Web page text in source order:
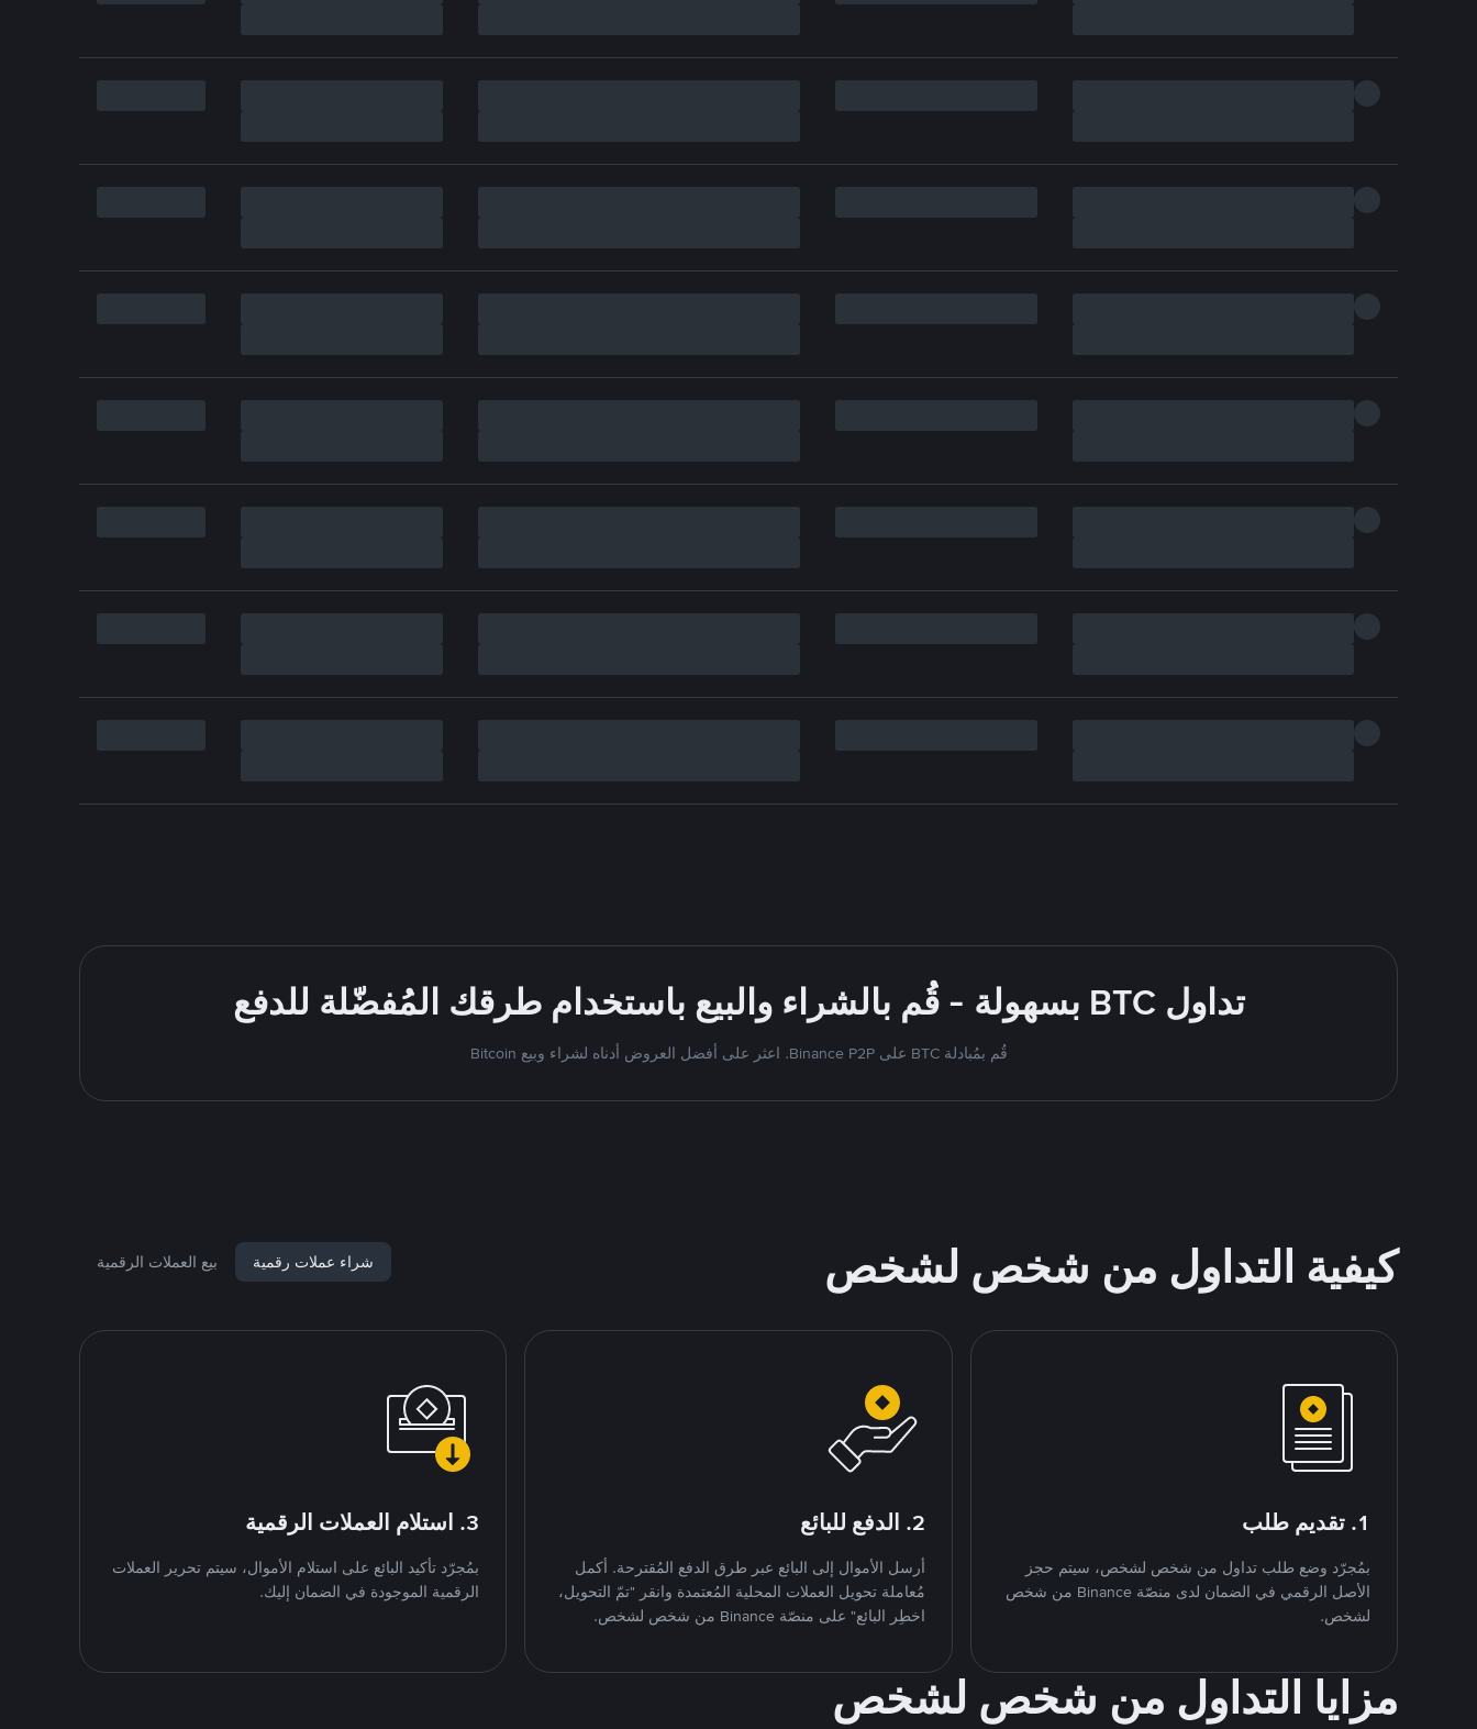
تداول BTC بسهولة - قُم بالشراء والبيع باستخدام طرقك المُفضّلة للدفع
قُم بمُبادلة BTC على Binance P2P. اعثر على أفضل العروض أدناه لشراء وبيع Bitcoin
كيفية التداول من شخص لشخص شراء عملات رقمية بيع العملات الرقمية
1. تقديم طلب
بمُجرّد وضع طلب تداول من شخص لشخص، سيتم حجز
الأصل الرقمي في الضمان لدى منصّة Binance من شخص
لشخص.
2. الدفع للبائع
أرسل الأموال إلى البائع عبر طرق الدفع المُقترحة. أكمل
مُعاملة تحويل العملات المحلية المُعتمدة وانقر "تمّ التحويل،
اخطِر البائع" على منصّة Binance من شخص لشخص.
3. استلام العملات الرقمية
بمُجرّد تأكيد البائع على استلام الأموال، سيتم تحرير العملات
الرقمية الموجودة في الضمان إليك.
مزايا التداول من شخص لشخص